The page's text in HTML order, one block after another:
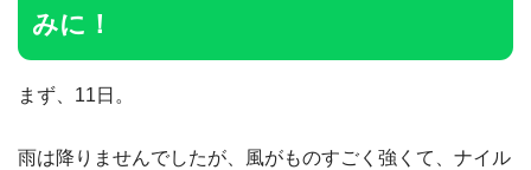
みに！
まず、11日。
雨は降りませんでしたが、風がものすごく強くて、ナイル